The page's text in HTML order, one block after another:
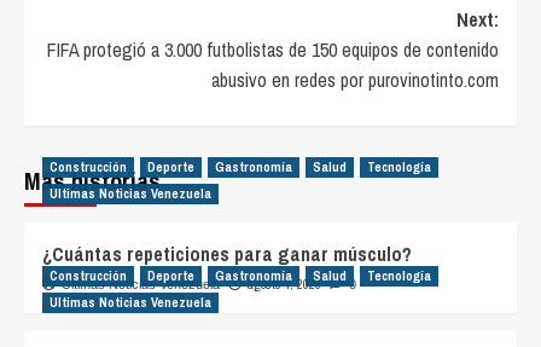
Next:
FIFA protegió a 3.000 futbolistas de 150 equipos de contenido
abusivo en redes por purovinotinto.com
Más historias
Construcción Deporte Gastronomía Salud
Tecnología
Ultimas Noticias Venezuela
¿Cuántas repeticiones para ganar músculo?
Ultimas Noticias Venezuela agosto 4, 2026 0
Construcción Deporte Gastronomía Salud
Tecnología
Ultimas Noticias Venezuela